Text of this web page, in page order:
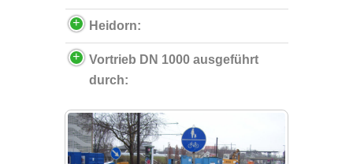
Heidorn:
Vortrieb DN 1000 ausgeführt
durch: